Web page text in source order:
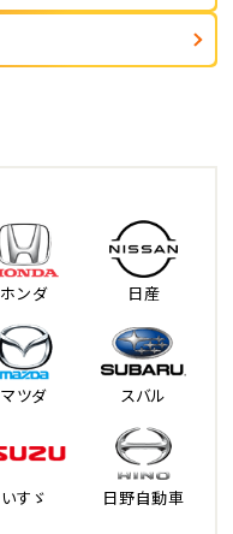
ホンダ 日産
マツダ スバル
いすゞ 日野自動車